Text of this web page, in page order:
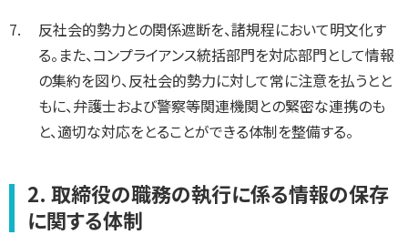
反社会的勢力との関係遮断を、諸規程において明文化す
る。また、コンプライアンス統括部門を対応部門として情報
の集約を図り、反社会的勢力に対して常に注意を払うとと
もに、弁護士および警察等関連機関との緊密な連携のも
と、適切な対応をとることができる体制を整備する。
2. 取締役の職務の執行に係る情報の保存
に関する体制